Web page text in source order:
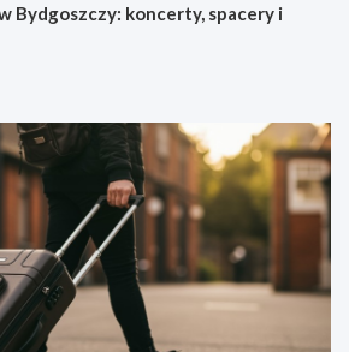
Bydgoszczy: koncerty, spacery i